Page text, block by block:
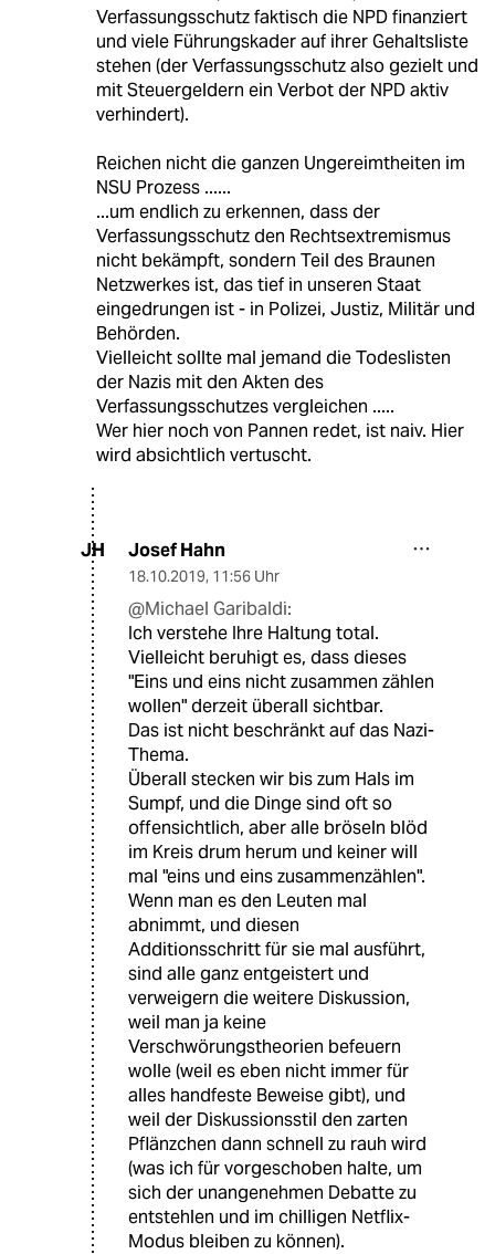
Verfassungsschutz faktisch die NPD finanziert
und viele Führungskader auf ihrer Gehaltsliste
stehen (der Verfassungsschutz also gezielt und
mit Steuergeldern ein Verbot der NPD aktiv
verhindert).
Reichen nicht die ganzen Ungereimtheiten im
NSU Prozess ......
...um endlich zu erkennen, dass der
Verfassungsschutz den Rechtsextremismus
nicht bekämpft, sondern Teil des Braunen
Netzwerkes ist, das tief in unseren Staat
eingedrungen ist - in Polizei, Justiz, Militär und
Behörden.
Vielleicht sollte mal jemand die Todeslisten
der Nazis mit den Akten des
Verfassungsschutzes vergleichen .....
Wer hier noch von Pannen redet, ist naiv. Hier
wird absichtlich vertuscht.
JH Josef Hahn
18.10.2019, 11:56 Uhr
@Michael Garibaldi:
Ich verstehe Ihre Haltung total.
Vielleicht beruhigt es, dass dieses
"Eins und eins nicht zusammen zählen
wollen" derzeit überall sichtbar.
Das ist nicht beschränkt auf das Nazi-
Thema.
Überall stecken wir bis zum Hals im
Sumpf, und die Dinge sind oft so
offensichtlich, aber alle bröseln blöd
im Kreis drum herum und keiner will
mal "eins und eins zusammenzählen".
Wenn man es den Leuten mal
abnimmt, und diesen
Additionsschritt für sie mal ausführt,
sind alle ganz entgeistert und
verweigern die weitere Diskussion,
weil man ja keine
Verschwörungstheorien befeuern
wolle (weil es eben nicht immer für
alles handfeste Beweise gibt), und
weil der Diskussionsstil den zarten
Pflänzchen dann schnell zu rauh wird
(was ich für vorgeschoben halte, um
sich der unangenehmen Debatte zu
entstehlen und im chilligen Netflix-
Modus bleiben zu können).